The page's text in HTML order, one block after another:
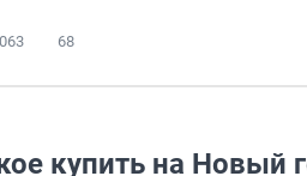
68
купить на Новый